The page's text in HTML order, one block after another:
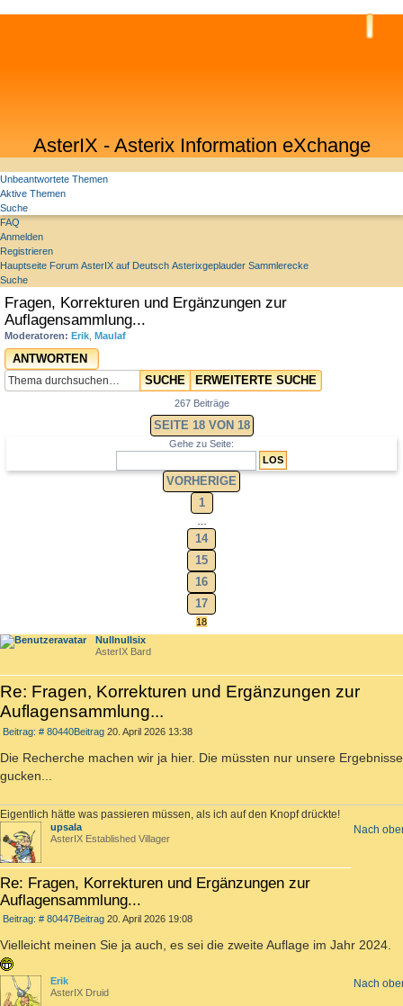
AsterIX - Asterix Information eXchange
Unbeantwortete Themen
Aktive Themen
Suche
FAQ
Anmelden
Registrieren
Hauptseite Forum AsterIX auf Deutsch Asterixgeplauder Sammlerecke
Suche
Fragen, Korrekturen und Ergänzungen zur
Auflagensammlung...
Moderatoren: Erik Maulaf
ANTWORTEN
SUCHE
ERWEITERTE SUCHE
267 Beiträge
SEITE 18VON 18
Gehe zu Seite:
VORHERIGE
1
14
15
16
17
18
Nullnullsix
AsterIX Bard
Re: Fragen, Korrekturen und Ergänzungen zur
Auflagensammlung...
Beitrag: # 80440Beitrag 20. April 2026 13:38
Die Recherche machen wir ja hier. Die müssten nur unsere Ergebnisse
gucken...
Eigentlich hätte was passieren müssen, als ich auf den Knopf drückte!
Nach
upsala
AsterIX Established Villager
Re: Fragen, Korrekturen und Ergänzungen zur
Auflagensammlung...
Beitrag: # 80447Beitrag 20. April 2026 19:08
Vielleicht meinen Sie ja auch, es sei die zweite Auflage im Jahr 2024.
Nach
Erik
AsterIX Druid